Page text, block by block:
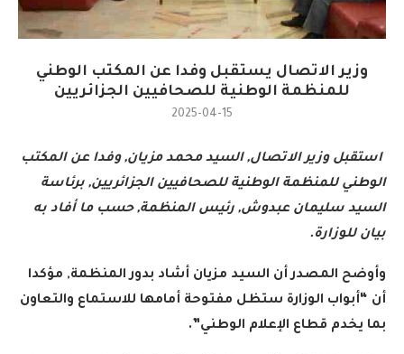
وزير الاتصال يستقبل وفدا عن المكتب الوطني
للمنظمة الوطنية للصحافيين الجزائريين
2025-04-15
استقبل وزير الاتصال, السيد محمد مزيان, وفدا عن المكتب
الوطني للمنظمة الوطنية للصحافيين الجزائريين, برئاسة
السيد سليمان عبدوش, رئيس المنظمة, حسب ما أفاد به
بيان للوزارة.
وأوضح المصدر أن السيد مزيان أشاد بدور المنظمة, مؤكدا
أن “أبواب الوزارة ستظل مفتوحة أمامها للاستماع والتعاون
بما يخدم قطاع الإعلام الوطني”.